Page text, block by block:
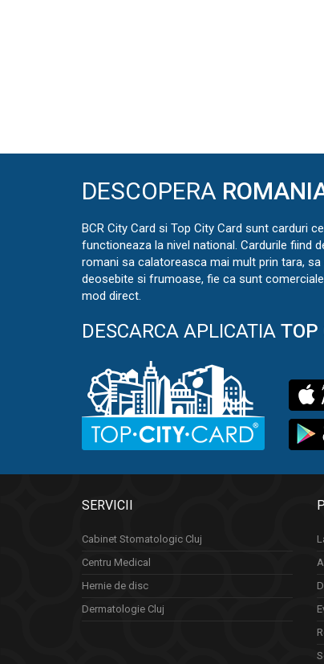
DESCOPERA
BCR City Card si Top City Card sunt carduri
functioneaza la nivel national. Cardurile fiind
romani sa calatoreasca mai mult prin tara,
deosebite si frumoase, fie ca sunt
mod direct.
DESCARCA APLICATIA TOP
SERVICII
Cabinet Stomatologic Cluj
Centru Medical
Hernie de disc
Dermatologie Cluj